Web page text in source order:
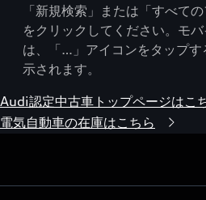
「新規検索」または「すべて
をクリックしてください。モ
は、「…」アイコンをタップす
示されます。
Audi認定中古車トップページはこ
電気自動車の在庫はこちら